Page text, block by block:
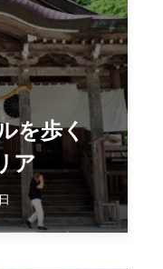
を歩く
ア